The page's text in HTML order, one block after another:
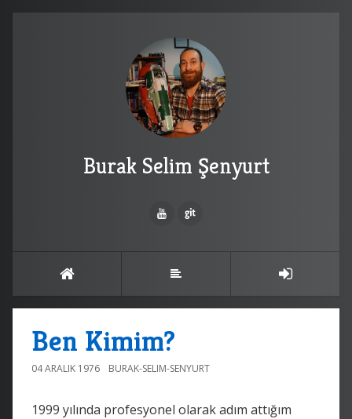
Burak Selim Şenyurt
Ben Kimim?
04 ARALIK 1976 BURAK-SELIM-SENYURT
1999 yılında profesyonel olarak adım attığım